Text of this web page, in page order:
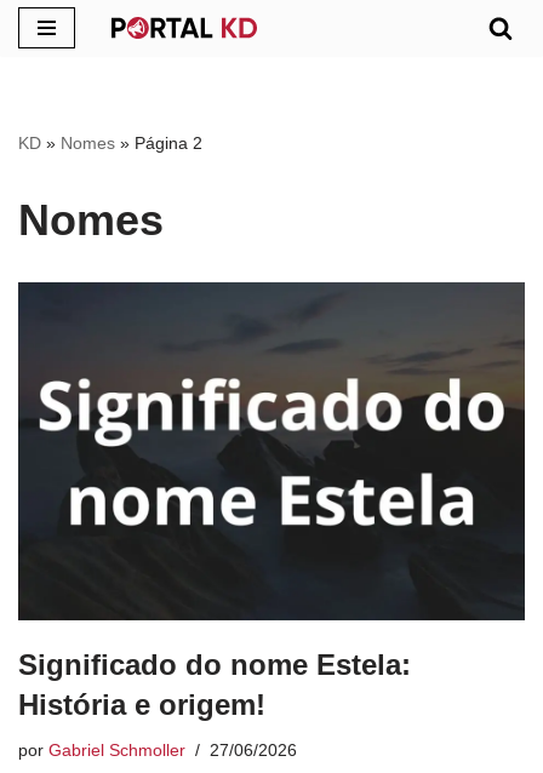
conteúdo
KD » Nomes » Página 2
Nomes
Significado do nome Estela:
História e origem!
por Gabriel Schmoller 27/06/2026